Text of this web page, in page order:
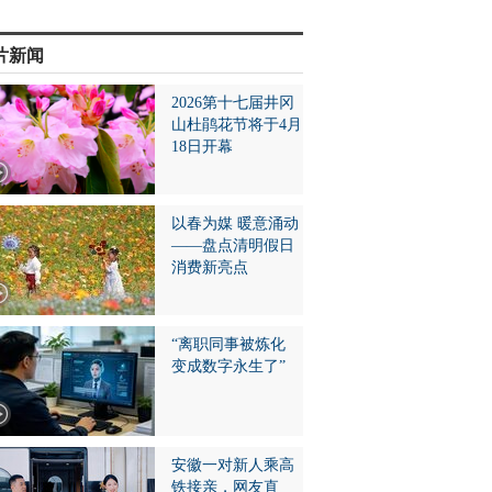
新闻
2026第十七届井冈
山杜鹃花节将于4月
18日开幕
以春为媒 暖意涌动
——盘点清明假日
消费新亮点
“离职同事被炼化
变成数字永生了”
安徽一对新人乘高
铁接亲，网友直